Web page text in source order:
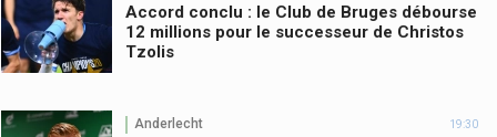
Accord conclu : le Club de Bruges débourse
12 millions pour le successeur de Christos
Tzolis
Anderlecht 19:30